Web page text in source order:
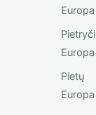
Europa
Europa
Pietų
Europa